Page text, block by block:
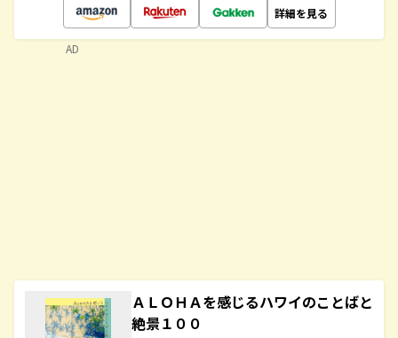
詳細を見る
ＡＬＯＨＡを感じるハワイのことばと
絶景１００
AD